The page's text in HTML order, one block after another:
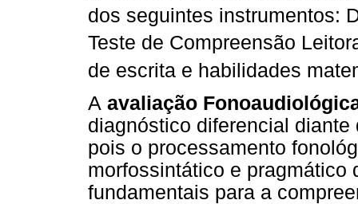
dos seguintes instrumentos:
Teste de Compreensão
de escrita e habilidades
A avaliação
diagnóstico diferencial
pois o processamento
morfossintático e pragmático
fundamentais para a